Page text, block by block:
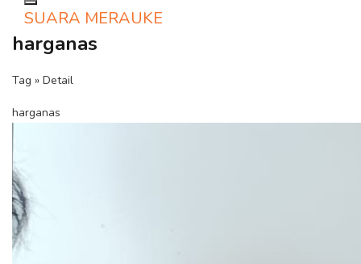
Toggle navigation
SUARA MERAUKE
harganas
Tag » Detail
harganas